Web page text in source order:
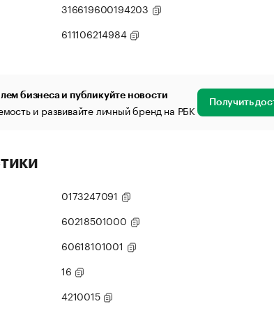
316619600194203
611106214984
бизнеса и публикуйте новости
и развивайте личный бренд на РБК Получить
0173247091
60218501000
60618101001
16
4210015